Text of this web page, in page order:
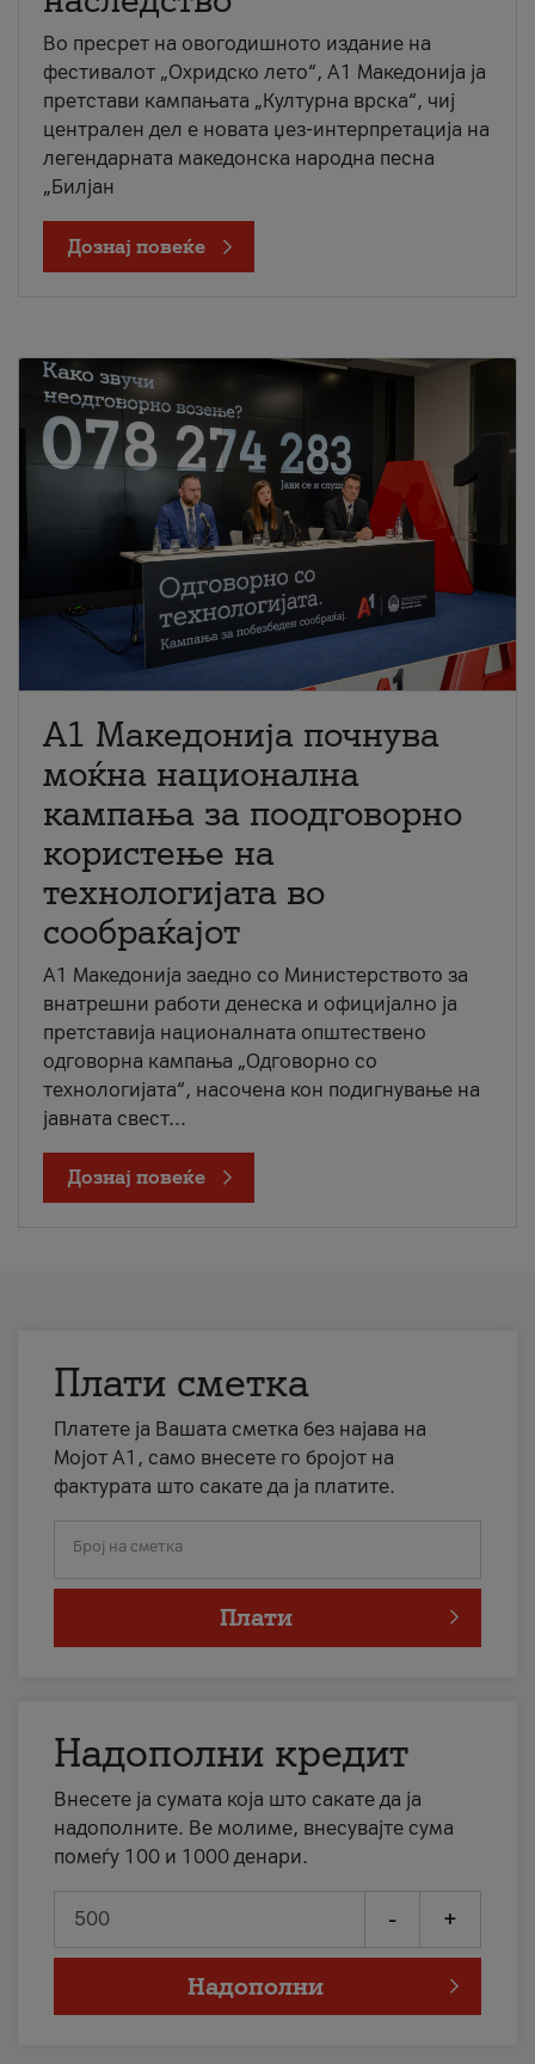
Во пресрет на овогодишното издание на
фестивалот „Охридско лето“, А1 Македонија ја
претстави кампањата „Културна врска“, чиј
централен дел е новата џез-интерпретација на
легендарната македонска народна песна
„Билјан
Дознај повеќе
A1 Македонија почнува
моќна национална
кампања за поодговорно
користење на
технологијата во
сообраќајот
A1 Македонија заедно со Министерството за
внатрешни работи денеска и официјално ја
претставија националната општествено
одговорна кампања „Одговорно со
технологијата“, насочена кон подигнување на
јавната свест...
Дознај повеќе
Плати сметка
Платете ја Вашата сметка без најава на
Мојот А1, само внесете го бројот на
фактурата што сакате да ја платите.
Број на сметка
Плати
Надополни кредит
Внесете ја сумата која што сакате да ја
надополните. Ве молиме, внесувајте сума
помеѓу 100 и 1000 денари.
- +
Надополни